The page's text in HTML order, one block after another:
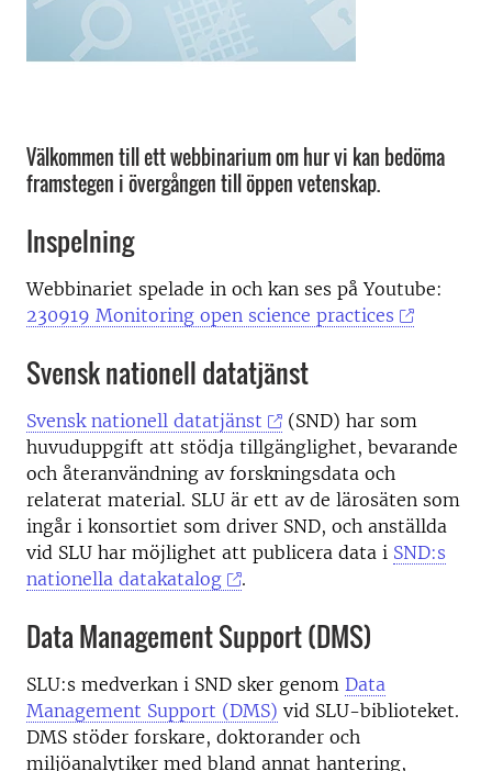
Välkommen till ett webbinarium om hur vi kan bedöma
framstegen i övergången till öppen vetenskap.
Inspelning
Webbinariet spelade in och kan ses på Youtube:
230919 Monitoring open science practices
Svensk nationell datatjänst
Svensk nationell datatjänst
(SND) har som
huvuduppgift att stödja tillgänglighet, bevarande
och återanvändning av forskningsdata och
relaterat material. SLU är ett av de lärosäten som
ingår i konsortiet som driver SND, och anställda
vid SLU har möjlighet att publicera data i SND:s
nationella datakatalog
.
Data Management Support (DMS)
SLU:s medverkan i SND sker genom Data
Management Support (DMS) vid SLU-biblioteket.
DMS stöder forskare, doktorander och
miljöanalytiker med bland annat hantering,